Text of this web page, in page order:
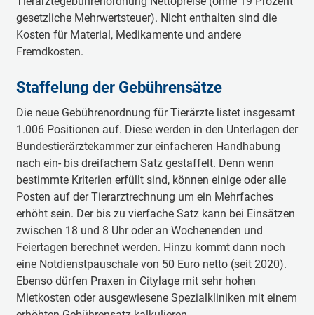
gesetzliche Mehrwertsteuer). Nicht enthalten sind die
Kosten für Material, Medikamente und andere
Fremdkosten.
Staffelung der Gebührensätze
Die neue Gebührenordnung für Tierärzte listet insgesamt
1.006 Positionen auf. Diese werden in den Unterlagen der
Bundestierärztekammer zur einfacheren Handhabung
nach ein- bis dreifachem Satz gestaffelt. Denn wenn
bestimmte Kriterien erfüllt sind, können einige oder alle
Posten auf der Tierarztrechnung um ein Mehrfaches
erhöht sein. Der bis zu vierfache Satz kann bei Einsätzen
zwischen 18 und 8 Uhr oder an Wochenenden und
Feiertagen berechnet werden. Hinzu kommt dann noch
eine Notdienstpauschale von 50 Euro netto (seit 2020).
Ebenso dürfen Praxen in Citylage mit sehr hohen
Mietkosten oder ausgewiesene Spezialkliniken mit einem